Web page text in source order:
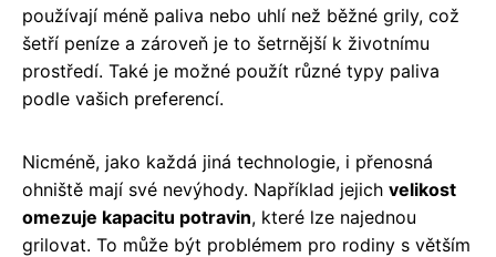
používají méně paliva nebo uhlí než běžné grily, což
šetří peníze a zároveň je to šetrnější k životnímu
prostředí. Také je možné použít různé typy paliva
podle vašich preferencí.
Nicméně, jako každá jiná technologie, i přenosná
ohniště mají své nevýhody. Například jejich velikost
omezuje kapacitu potravin, které lze najednou
grilovat. To může být problémem pro rodiny s větším